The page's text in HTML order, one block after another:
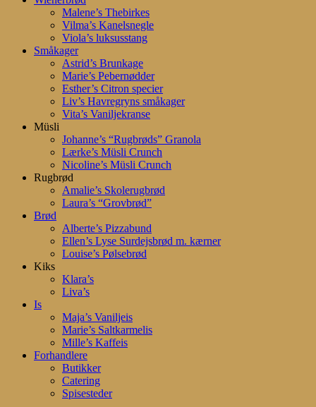
Malene’s Thebirkes
Vilma’s Kanelsnegle
Viola’s luksusstang
Småkager
Astrid’s Brunkage
Marie’s Pebernødder
Esther’s Citron specier
Liv’s Havregryns småkager
Vita’s Vaniljekranse
Müsli
Johanne’s “Rugbrøds” Granola
Lærke’s Müsli Crunch
Nicoline’s Müsli Crunch
Rugbrød
Amalie’s Skolerugbrød
Laura’s “Grovbrød”
Brød
Alberte’s Pizzabund
Ellen’s Lyse Surdejsbrød m. kærner
Louise’s Pølsebrød
Kiks
Klara’s
Liva’s
Is
Maja’s Vaniljeis
Marie’s Saltkarmelis
Mille’s Kaffeis
Forhandlere
Butikker
Catering
Spisesteder